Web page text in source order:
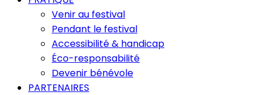
Venir au festival
Pendant le festival
Accessibilité & handicap
Éco-responsabilité
Devenir bénévole
PARTENAIRES